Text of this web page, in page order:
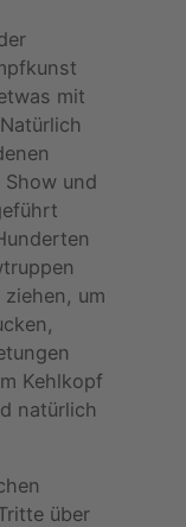
mit
und
um
Kehlkopf
natürlich
über